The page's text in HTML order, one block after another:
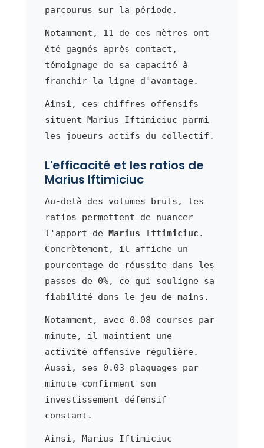
parcourus sur la période.
Notamment, 11 de ces mètres ont
été gagnés après contact,
témoignage de sa capacité à
franchir la ligne d'avantage.
Ainsi, ces chiffres offensifs
situent Marius Iftimiciuc parmi
les joueurs actifs du collectif.
L'efficacité et les ratios de
Marius Iftimiciuc
Au-delà des volumes bruts, les
ratios permettent de nuancer
l'apport de Marius Iftimiciuc .
Concrètement, il affiche un
pourcentage de réussite dans les
passes de 0%, ce qui souligne sa
fiabilité dans le jeu de mains.
Notamment, avec 0.08 courses par
minute, il maintient une
activité offensive régulière.
Aussi, ses 0.03 plaquages par
minute confirment son
investissement défensif
constant.
Ainsi, Marius Iftimiciuc